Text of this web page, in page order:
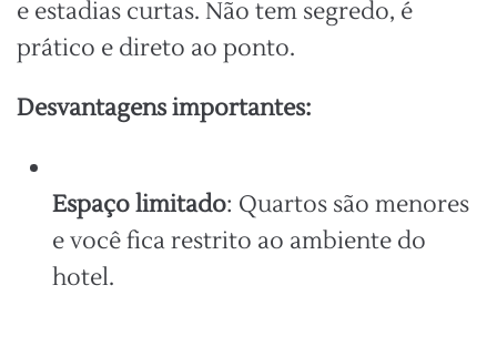
e estadias curtas. Não tem segredo, é
prático e direto ao ponto.
Desvantagens importantes:
Espaço limitado: Quartos são menores
e você fica restrito ao ambiente do
hotel.